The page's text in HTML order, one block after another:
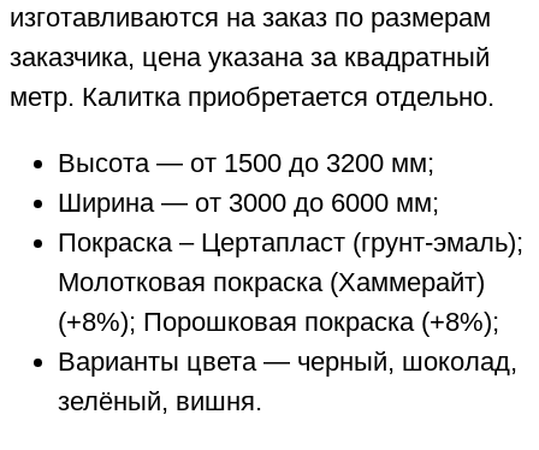
изготавливаются на заказ по размерам
заказчика, цена указана за квадратный
метр. Калитка приобретается отдельно.
Высота — от 1500 до 3200 мм;
Ширина — от 3000 до 6000 мм;
Покраска – Цертапласт (грунт-эмаль);
Молотковая покраска (Хаммерайт)
(+8%); Порошковая покраска (+8%);
Варианты цвета — черный, шоколад,
зелёный, вишня.